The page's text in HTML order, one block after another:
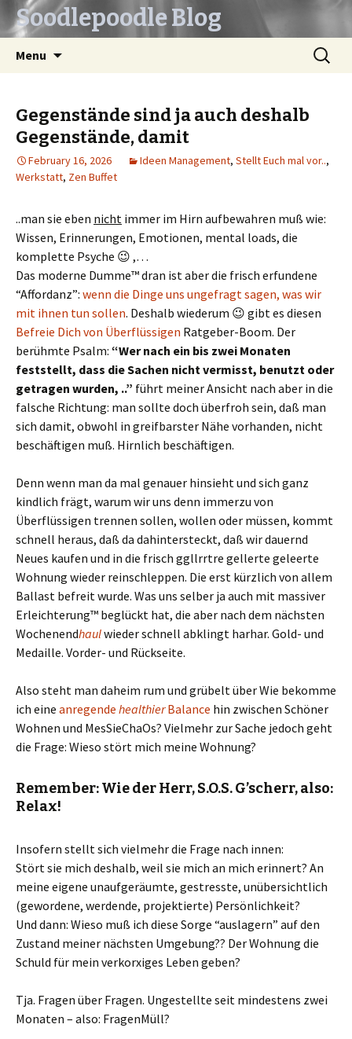
Soodlepoodle Blog
Menu
Search
for:
Gegenstände sind ja auch deshalb
Gegenstände, damit
February 16, 2026 Ideen Management, Stellt Euch mal vor..,
Werkstatt, Zen Buffet
..man sie eben nicht immer im Hirn aufbewahren muß wie:
Wissen, Erinnerungen, Emotionen, mental loads, die
komplette Psyche 😉 ,…
Das moderne Dumme™ dran ist aber die frisch erfundene
“Affordanz”: wenn die Dinge uns ungefragt sagen, was wir
mit ihnen tun sollen. Deshalb wiederum 😉 gibt es diesen
Befreie Dich von Überflüssigen Ratgeber-Boom. Der
berühmte Psalm: “Wer nach ein bis zwei Monaten
feststellt, dass die Sachen nicht vermisst, benutzt oder
getragen wurden, ..” führt meiner Ansicht nach aber in die
falsche Richtung: man sollte doch überfroh sein, daß man
sich damit, obwohl in greifbarster Nähe vorhanden, nicht
beschäftigen muß. Hirnlich beschäftigen.
Denn wenn man da mal genauer hinsieht und sich ganz
kindlich frägt, warum wir uns denn immerzu von
Überflüssigen trennen sollen, wollen oder müssen, kommt
schnell heraus, daß da dahintersteckt, daß wir dauernd
Neues kaufen und in die frisch ggllrrtre gellerte geleerte
Wohnung wieder reinschleppen. Die erst kürzlich von allem
Ballast befreit wurde. Was uns selber ja auch mit massiver
Erleichterung™ beglückt hat, die aber nach dem nächsten
Wochenendhaulwieder schnell abklingt harhar. Gold- und
Medaille. Vorder- und Rückseite.
Also steht man daheim rum und grübelt über Wie bekomme
ich eine anregende healthierBalance hin zwischen Schöner
Wohnen und MesSieChaOs? Vielmehr zur Sache jedoch geht
die Frage: Wieso stört mich meine Wohnung?
Remember: Wie der Herr, S.O.S. G’scherr, also:
Relax!
Insofern stellt sich vielmehr die Frage nach innen:
Stört sie mich deshalb, weil sie mich an mich erinnert? An
meine eigene unaufgeräumte, gestresste, unübersichtlich
(gewordene, werdende, projektierte) Persönlichkeit?
Und dann: Wieso muß ich diese Sorge “auslagern” auf den
Zustand meiner nächsten Umgebung?? Der Wohnung die
Schuld für mein verkorxiges Leben geben?
Tja. Fragen über Fragen. Ungestellte seit mindestens zwei
Monaten – also: FragenMüll?